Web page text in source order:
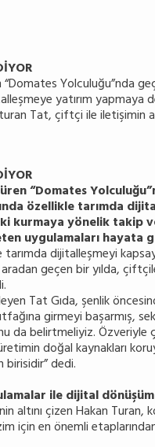
Yolculuğu”nda
yatırım
Tat, çiftçi ile iletişimin
“Domates
özellikle tarımda
kurmaya yönelik takip
uygulamaları
dijitalleşmeyi
geçen bir yılda,
Tat Gıda, şenlik
girmeyi başarmış,
belirtmeliyiz. Özveriyle
doğal kaynakla­rı
dedi.
ile dijital dönüşüm
altını çizen Hakan
için en önemli